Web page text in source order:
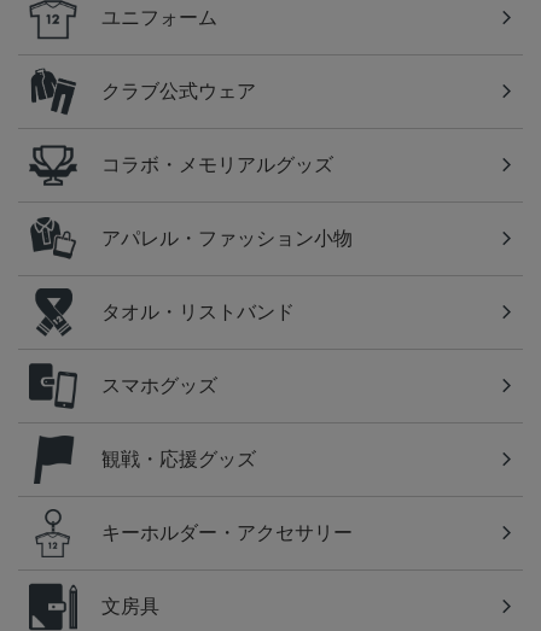
ユニフォーム
クラブ公式ウェア
コラボ・メモリアルグッズ
アパレル・ファッション小物
タオル・リストバンド
スマホグッズ
観戦・応援グッズ
キーホルダー・アクセサリー
文房具